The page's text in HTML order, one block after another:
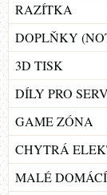
RAZÍTKA
DOPLŇKY
3D TISK
DÍLY PRO
GAME ZÓNA
CHYTRÁ
MALÉ